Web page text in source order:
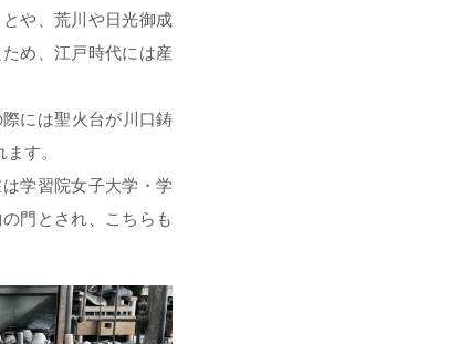
や、荒川や日光御成
め、江戸時代には産
には聖火台が川口鋳
す。
学習院女子大学・学
門とされ、こちらも